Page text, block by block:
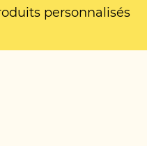
personnalisés